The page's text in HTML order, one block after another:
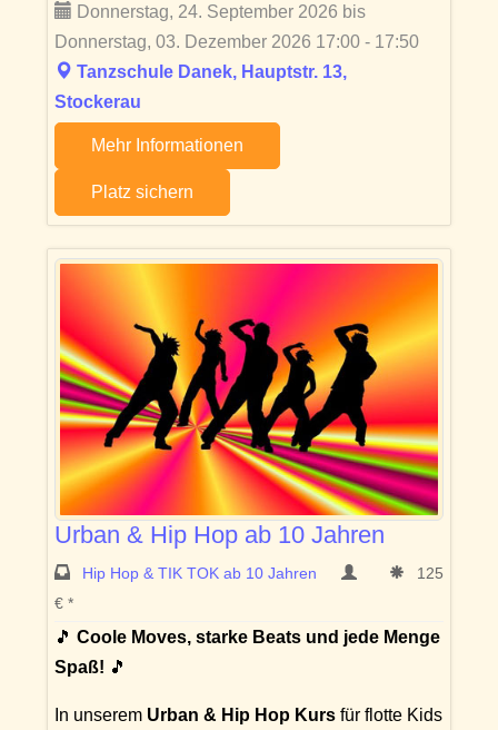
Donnerstag, 24. September 2026 bis
Donnerstag, 03. Dezember 2026 17:00 - 17:50
Tanzschule Danek, Hauptstr. 13,
Stockerau
Mehr Informationen
Platz sichern
Urban & Hip Hop ab 10 Jahren
Hip Hop & TIK TOK ab 10 Jahren
125
€ *
🎵 Coole Moves, starke Beats und jede Menge
Spaß! 🎵
In unserem Urban & Hip Hop Kurs für flotte Kids